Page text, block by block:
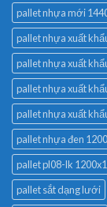
pallet nhựa mới
pallet nhựa xuất
pallet nhựa xuất
pallet nhựa xuất
pallet nhựa xuất
pallet nhựa đen
pallet pl08-lk
pallet sắt dạng lưới